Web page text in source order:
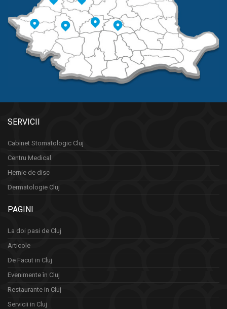
SERVICII
Cabinet Stomatologic Cluj
Centru Medical
Hernie de disc
Dermatologie Cluj
PAGINI
La doi pasi de Cluj
Articole
De Facut in Cluj
Evenimente în Cluj
Restaurante in Cluj
Servicii in Cluj